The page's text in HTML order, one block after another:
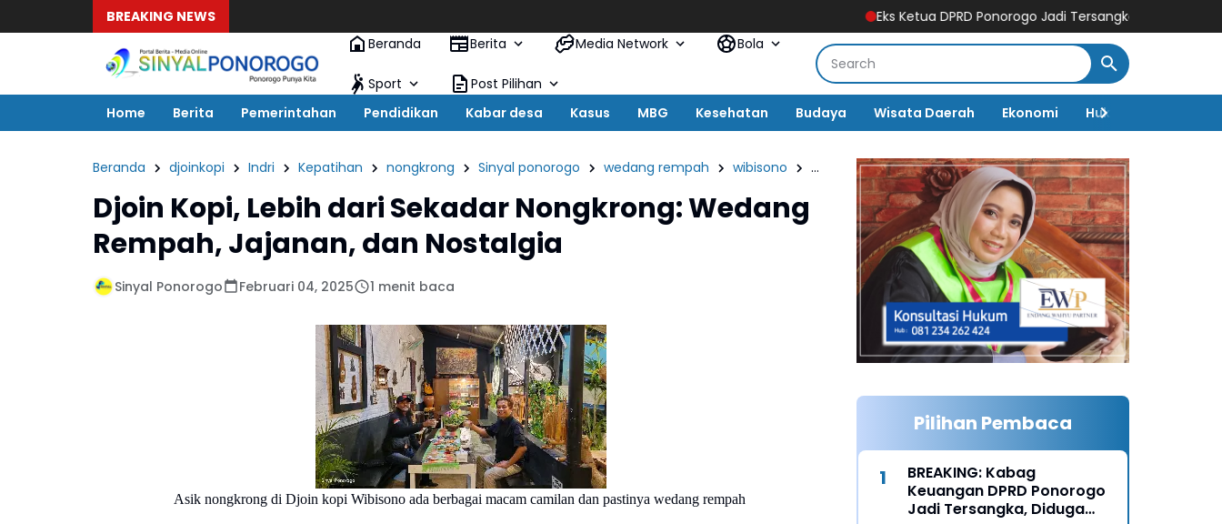
BREAKING NEWS
Eks Ketua DPRD Ponorogo Jadi Tersangka! Kuasa Hukum Bongkar
Beranda
Berita Media Network Bola
Sport
Post Pilihan
Home
Berita Pemerintahan Pendidikan Kabar desa Kasus MBG Kesehatan Budaya Wisata Daerah Ekonomi Hukum & Kriminal
Beranda djoinkopi Indri Kepatihan nongkrong Sinyal ponorogo wedang rempah wibisono wisata
Djoin Kopi, Lebih dari Sekadar Nongkrong: Wedang
Rempah, Jajanan, dan Nostalgia
Sinyal Ponorogo Februari 04, 2025 1 menit baca
Asik nongkrong di Djoin kopi Wibisono ada berbagai macam camilan dan pastinya wedang rempah
Pilihan Pembaca
BREAKING: Kabag
Keuangan DPRD Ponorogo
Jadi Tersangka, Diduga